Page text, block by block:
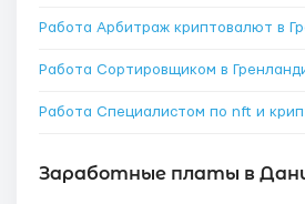
Работа Арбитраж криптовалют в
Работа Сортировщиком в
Заработные платы в